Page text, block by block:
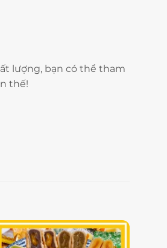
lượng, bạn có thể tham
thế!